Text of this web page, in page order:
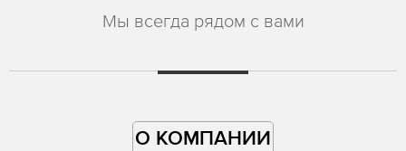
Мы всегда рядом с вами
О КОМПАНИИ